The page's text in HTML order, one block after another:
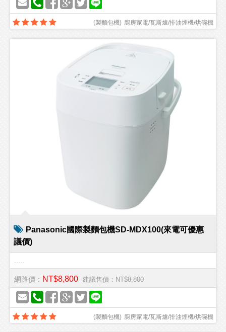
廚房家電/瓦斯爐/排油煙機/烘碗機
(製麵包機)
Panasonic國際製麵包機SD-MDX100(來電可優惠
議價)
網路價： NT$8,800 建議售價：NT$8,800
廚房家電/瓦斯爐/排油煙機/烘碗機
(製麵包機)